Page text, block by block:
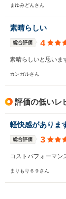
まゆみどんさん
素晴らしい
総合評価 4
素晴らしいと思い
カンガルさん
評価の低いレ
軽快感がありま
総合評価 3
コストパフォーマン
まりもり６９さん